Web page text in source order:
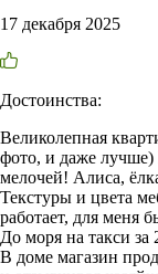
17 декабря 2025
Достоинства:
Великолепная
фото, и даже
мелочей! Алиса,
Текстуры и цвета
работает, для меня
До моря на такси
В доме магазин